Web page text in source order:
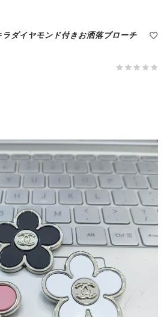
ダイヤモンド付きお洒落ブローチ